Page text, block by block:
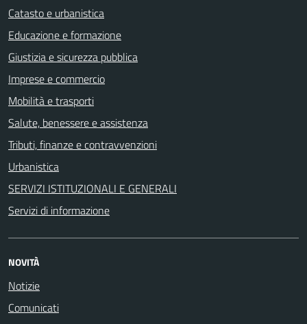
Catasto e urbanistica
Educazione e formazione
Giustizia e sicurezza pubblica
Imprese e commercio
Mobilità e trasporti
Salute, benessere e assistenza
Tributi, finanze e contravvenzioni
Urbanistica
SERVIZI ISTITUZIONALI E GENERALI
Servizi di informazione
NOVITÀ
Notizie
Comunicati